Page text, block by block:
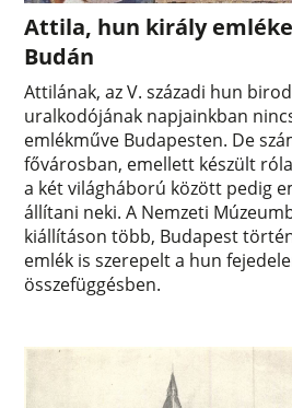
Attila, hun király
Budán
Attilának, az V. századi hun
uralkodójának napjainkban
emlékműve Budapesten. De
fővárosban, emellett készült
a két világháború között pedig
állítani neki. A Nemzeti
kiállításon több, Budapest
emlék is szerepelt a hun
összefüggésben.